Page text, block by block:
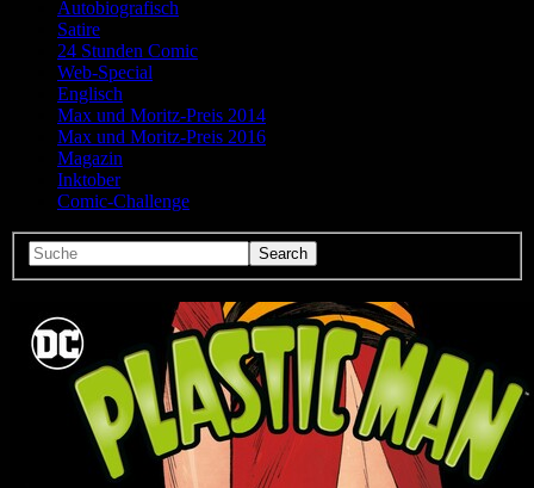
Autobiografisch
Satire
24 Stunden Comic
Web-Special
Englisch
Max und Moritz-Preis 2014
Max und Moritz-Preis 2016
Magazin
Inktober
Comic-Challenge